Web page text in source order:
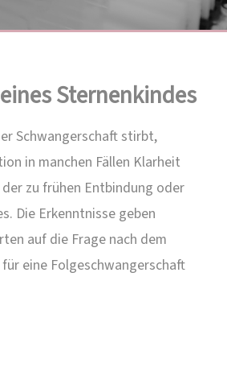
Sternenkindes
Schwangerschaft stirbt,
in manchen Fällen Klarheit
zu frühen Entbindung oder
Die Erkenntnisse geben
auf die Frage nach dem
für eine Folgeschwangerschaft